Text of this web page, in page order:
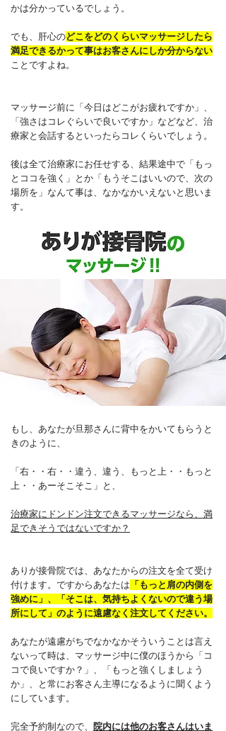
かは分かっているでしょう。
でも、肝心のどこをどのくらいマッサージしたら
満足できるかって事はお客さんにしか分からない
ことですよね。
マッサージ前に「今日はどこがお疲れですか」、
「強さはコレぐらいで良いですか」などなど、治
療家と会話するといったらコレくらいでしょう。
後は全て治療家にお任せする、結果途中で「もっ
とココを強く」とか「もうそこはいいので、次の
場所を」なんて事は、なかなかいえないと思いま
す。
もし、あなたが旦那さんに背中をかいてもらうと
きのように、
「右・・右・・違う、違う、もっと上・・もっと
上・・あーそこそこ」と、
治療家にドンドン注文できるマッサージなら、満
足できそうではないですか？
ありが接骨院では、あなたからの注文を全て受け
付けます。ですからあなたは 「もっと肩の内側を
強めに」、「そこは、気持ちよくないので違う場
所にして」のように遠慮なく注文してください。
あなたが遠慮がちでなかなかそういうことは言え
ないって時は、マッサージ中に僕のほうから「コ
コで良いですか？」、「もっと強くしましょう
か」、と常にお客さん主導になるように聞くよう
にしています。
完全予約制なので、 院内には他のお客さんはいま